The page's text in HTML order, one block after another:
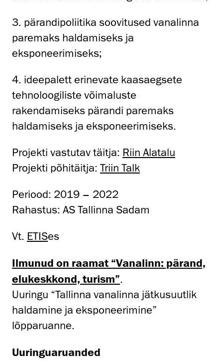
3. pärandipoliitika soovitused vanalinna
paremaks haldamiseks ja
eksponeerimiseks;
4. ideepalett erinevate kaasaegsete
tehnoloogiliste võimaluste
rakendamiseks pärandi paremaks
haldamiseks ja eksponeerimiseks.
Projekti vastutav täitja: Riin Alatalu
Projekti põhitäitja: Triin Talk
Periood: 2019 – 2022
Rahastus: AS Tallinna Sadam
Vt. ETISes
Ilmunud on raamat “Vanalinn: pärand,
elukeskkond, turism”.
Uuringu “Tallinna vanalinna jätkusuutlik
haldamine ja eksponeerimine”
lõpparuanne.
Uuringuaruanded